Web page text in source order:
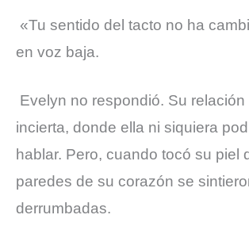
«Tu sentido del tacto no ha
en voz baja.
Evelyn no respondió. Su
incierta, donde ella ni siquiera
hablar. Pero, cuando tocó su piel
paredes de su corazón se
derrumbadas.